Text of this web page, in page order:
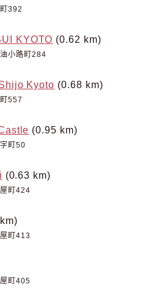
392
KYOTO (0.62 km)
小路町284
Kyoto (0.68 km)
557
(0.95 km)
町50
(0.63 km)
町424
町413
町405